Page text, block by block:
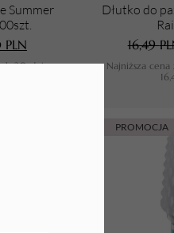
Summer
PLN
30 dni:
Dłutko do
16,49
Najniższa
PROMOCJA